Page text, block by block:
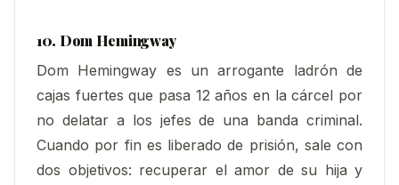
10. Dom Hemingway
Dom Hemingway es un arrogante ladrón de
cajas fuertes que pasa 12 años en la cárcel por
no delatar a los jefes de una banda criminal.
Cuando por fin es liberado de prisión, sale con
dos objetivos: recuperar el amor de su hija y